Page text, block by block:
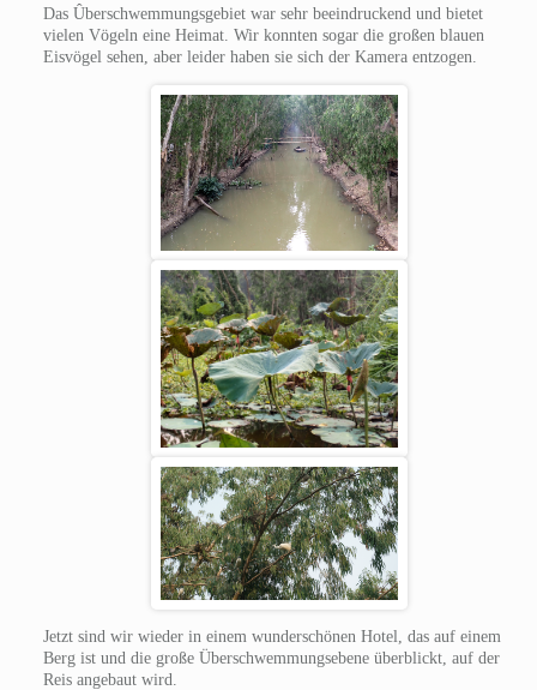
Das Ûberschwemmungsgebiet war sehr beeindruckend und bietet
vielen Vögeln eine Heimat. Wir konnten sogar die großen blauen
Eisvögel sehen, aber leider haben sie sich der Kamera entzogen.
Jetzt sind wir wieder in einem wunderschönen Hotel, das auf einem
Berg ist und die große Überschwemmungsebene überblickt, auf der
Reis angebaut wird.